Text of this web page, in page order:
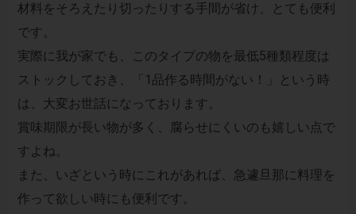
材料をそろえたり切ったりする手間が省け、とても便利
です。
実際に我が家でも、このタイプの物を最低5種類程度は
ストックしておき、「1品作る時間がない！」という時
は、大変お世話になっております。
賞味期限が長い物が多く、腐らせにくいのも嬉しい点で
すよね。
また、いざという時にこれがあれば、急遽旦那に料理を
作って欲しい時にも便利です。